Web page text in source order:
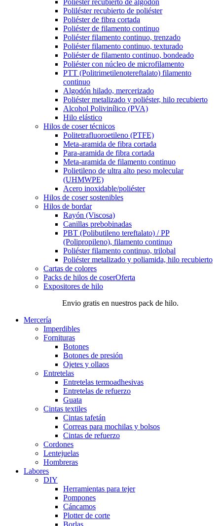
Poliléster recubierto de poliéster
Poliéster de fibra cortada
Poliéster de filamento continuo
Poliéster filamento continuo, trenzado
Poliéster filamento continuo, texturado
Poliéster de filamento continuo, bondeado
Poliéster con núcleo de microfilamento
PTT (Politrimetilenotereftalato) filamento
continuo
Algodón hilado, mercerizado
Poliéster metalizado y poliéster, hilo recubierto
Alcohol Polivinílico (PVA)
Hilo elástico
Hilos de coser técnicos
Politetrafluoroetileno (PTFE)
Meta-aramida de fibra cortada
Para-aramida de fibra cortada
Meta-aramida de filamento continuo
Polietileno de ultra alto peso molecular
(UHMWPE)
Acero inoxidable/poliéster
Hilos de coser sostenibles
Hilos de bordar
Rayón (Viscosa)
Canillas prebobinadas
PBT (Polibutileno tereftalato) / PP
(Polipropileno), filamento continuo
Poliéster filamento continuo, trilobal
Poliéster metalizado y poliamida, hilo recubierto
Cartas de colores
Packs de hilos de coserOferta
Expositores de hilo
Envio gratis en nuestros pack de hilo.
Mercería
Imperdibles
Fornituras
Botones
Botones de presión
Ojetes y ollaos
Entretelas
Entretelas termoadhesivas
Entretelas de refuerzo
Guata
Cintas textiles
Cintas tafetán
Correas para mochilas y bolsos
Cintas de refuerzo
Cordones
Lentejuelas
Hombreras
Labores
DIY
Herramientas para tejer
Pompones
Cáncamos
Plotter de corte
Borlas